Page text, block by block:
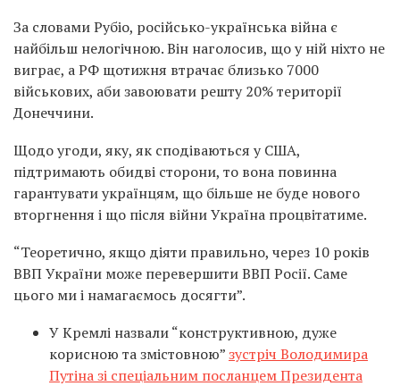
За словами Рубіо, російсько-українська війна є
найбільш нелогічною. Він наголосив, що у ній ніхто не
виграє, а РФ щотижня втрачає близько 7000
військових, аби завоювати решту 20% території
Донеччини.
Щодо угоди, яку, як сподіваються у США,
підтримають обидві сторони, то вона повинна
гарантувати українцям, що більше не буде нового
вторгнення і що після війни Україна процвітатиме.
“Теоретично, якщо діяти правильно, через 10 років
ВВП України може перевершити ВВП Росії. Саме
цього ми і намагаємось досягти”.
У Кремлі назвали “конструктивною, дуже
корисною та змістовною”зустріч Володимира
Путіна зі спеціальним посланцем Президента